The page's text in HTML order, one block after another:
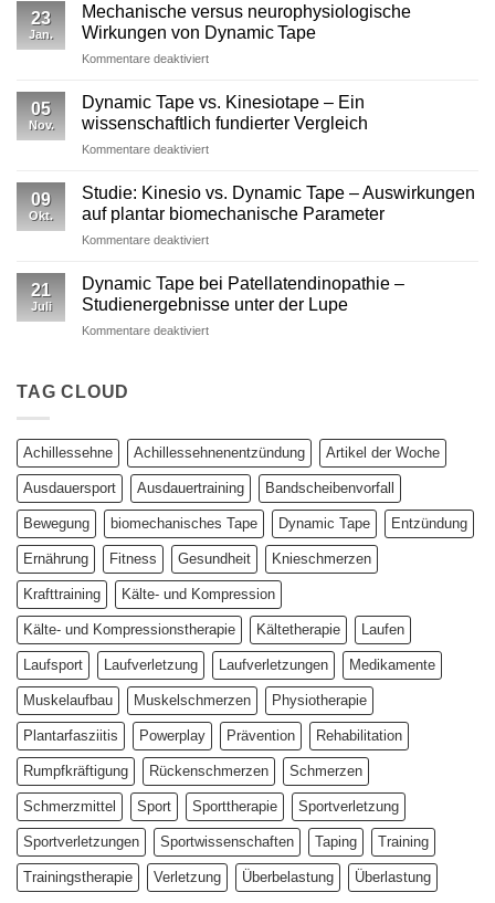
im
Profisport
–
reine
Stabilisation
ausreicht
23
Jan.
Mechanische versus neurophysiologische
Wirkungen von Dynamic Tape
Kommentare deaktiviertfür
versus
neurophysiologische
Wirkungen
von
05
Nov.
Dynamic Tape vs. Kinesiotape – Ein
wissenschaftlich fundierter Vergleich
Kommentare deaktiviertfür
Tape
Kinesiotape
–
wissenschaftlich
fundierter
09
Okt.
Studie: Kinesio vs. Dynamic Tape – Auswirkungen
auf plantar biomechanische Parameter
Kommentare deaktiviertfür
Kinesio
Dynamic
Tape
Parameter
21
Juli
Dynamic Tape bei Patellatendinopathie –
Studienergebnisse unter der Lupe
Kommentare deaktiviertfür
Studienergebnisse
unter
der
TAG CLOUD
Achillessehne Achillessehnenentzündung Artikel der Woche
Ausdauersport Ausdauertraining Bandscheibenvorfall
Bewegung biomechanisches Tape Dynamic Tape Entzündung
Ernährung Fitness Gesundheit Knieschmerzen
Krafttraining Kälte- und Kompression
Kälte- und Kompressionstherapie Kältetherapie Laufen
Laufsport Laufverletzung Laufverletzungen Medikamente
Muskelaufbau Muskelschmerzen Physiotherapie
Plantarfasziitis Powerplay Prävention Rehabilitation
Rumpfkräftigung Rückenschmerzen Schmerzen
Schmerzmittel Sport Sporttherapie Sportverletzung
Sportverletzungen Sportwissenschaften Taping Training
Trainingstherapie Verletzung Überbelastung Überlastung